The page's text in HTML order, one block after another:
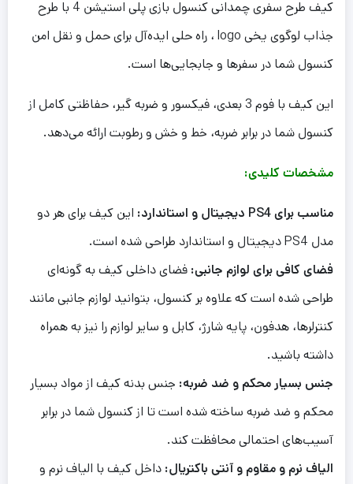
کیف طرح سفری چمدانی کنسول بازی پلی استیشن 4 با طرح
جذاب لوگوی یخی logo ، راه حلی ایده‌آل برای حمل و نقل امن
کنسول شما در سفرها و جابجایی‌ها است.
این کیف با فوم 3 بعدی، فیکسور و ضربه گیر، حفاظتی کامل از
کنسول شما در برابر ضربه، خط و خش و رطوبت ارائه می‌دهد.
مشخصات کلیدی:
مناسب برای PS4 دیجیتال و استاندارد:
این کیف برای هر دو
مدل PS4 دیجیتال و استاندارد طراحی شده است.
فضای کافی برای لوازم جانبی: فضای داخلی کیف به گونه‌ای
طراحی شده است که علاوه بر کنسول، بتوانید لوازم جانبی مانند
کنترلرها، هدفون، پایه شارژ، کابل و سایر لوازم را نیز به همراه
داشته باشید.
جنس بسیار محکم و ضد ضربه: جنس بدنه کیف از مواد بسیار
محکم و ضد ضربه ساخته شده است تا از کنسول شما در برابر
آسیب‌های احتمالی محافظت کند.
الیاف نرم و مقاوم و آنتی باکتریال: داخل کیف با الیاف نرم و